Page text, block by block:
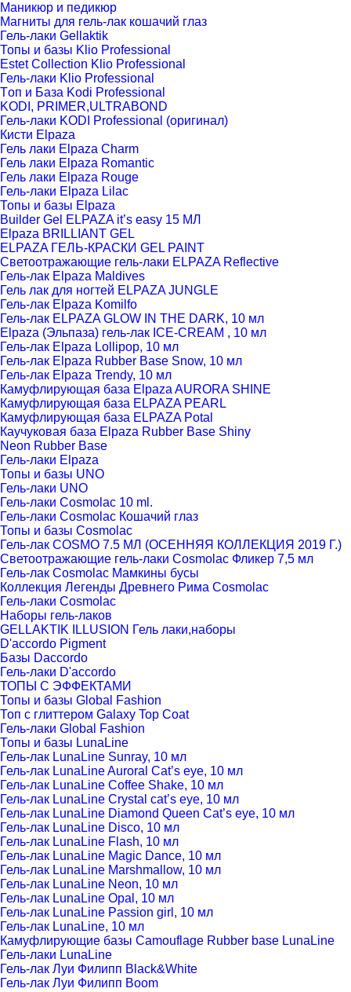
Маникюр и педикюр
Магниты для гель-лак кошачий глаз
Гель-лаки Gellaktik
Топы и базы Klio Professional
Estet Collection Klio Professional
Гель-лаки Klio Professional
Tоп и База Kodi Professional
KODI, PRIMER,ULTRABOND
Гель-лаки KODI Professional (оригинал)
Кисти Elpaza
Гель лаки Elpaza Charm
Гель лаки Elpaza Romantic
Гель лаки Elpaza Rouge
Гель-лаки Elpaza Lilac
Топы и базы Elpaza
Builder Gel ELPAZA it’s easy 15 МЛ
Elpaza BRILLIANT GEL
ELPAZA ГЕЛЬ-КРАСКИ GEL PAINT
Светоотражающие гель-лаки ELPAZA Reflective
Гель-лак Elpaza Maldives
Гель лак для ногтей ELPAZA JUNGLE
Гель-лак Elpaza Komilfo
Гель-лак ELPAZA GLOW IN THE DARK, 10 мл
Elpaza (Эльпаза) гель-лак ICE-CREAM , 10 мл
Гель-лак Elpaza Lollipop, 10 мл
Гель-лак Elpaza Rubber Base Snow, 10 мл
Гель-лак Elpaza Trendy, 10 мл
Камуфлирующая база Elpaza AURORA SHINE
Камуфлирующая база ELPAZA PEARL
Камуфлирующая база ELPAZA Potal
Каучуковая база Elpaza Rubber Base Shiny
Neon Rubber Base
Гель-лаки Elpaza
Топы и базы UNO
Гель-лаки UNO
Гель-лаки Cosmolac 10 ml.
Гель-лаки Cosmolac Кошачий глаз
Топы и базы Cosmolac
Гель-лак COSMO 7.5 МЛ (ОСЕННЯЯ КОЛЛЕКЦИЯ 2019 Г.)
Светоотражающие гель-лаки Cosmolac Фликер 7,5 мл
Гель-лак Cosmolac Мамкины бусы
Коллекция Легенды Древнего Рима Cosmolac
Гель-лаки Cosmolac
Наборы гель-лаков
GELLAKTIK ILLUSION Гель лаки,наборы
D'accordo Pigment
Базы Daccordo
Гель-лаки D'accordo
ТОПЫ С ЭФФЕКТАМИ
Топы и базы Global Fashion
Топ с глиттером Galaxy Top Coat
Гель-лаки Global Fashion
Топы и базы LunaLine
Гель-лак LunaLine Sunray, 10 мл
Гель-лак LunaLine Auroral Cat’s eye, 10 мл
Гель-лак LunaLine Coffee Shake, 10 мл
Гель-лак LunaLine Crystal cat’s eye, 10 мл
Гель-лак LunaLine Diamond Queen Cat’s eye, 10 мл
Гель-лак LunaLine Disco, 10 мл
Гель-лак LunaLine Flash, 10 мл
Гель-лак LunaLine Magic Dance, 10 мл
Гель-лак LunaLine Marshmallow, 10 мл
Гель-лак LunaLine Neon, 10 мл
Гель-лак LunaLine Opal, 10 мл
Гель-лак LunaLine Passion girl, 10 мл
Гель-лак LunaLine, 10 мл
Камуфлирующие базы Camouflage Rubber base LunaLine
Гель-лаки LunaLine
Гель-лак Луи Филипп Black&White
Гель-лак Луи Филипп Boom